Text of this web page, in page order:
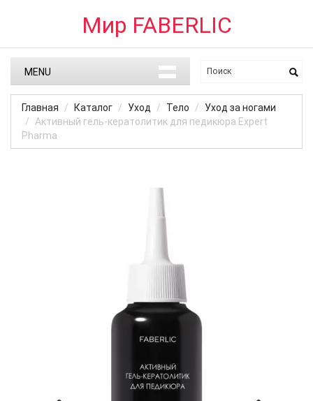
Мир FABERLIC
MENU
Главная Каталог Уход Тело
Уход за ногами
Активный гель-кератолитик для педикюра Expert
Pharma